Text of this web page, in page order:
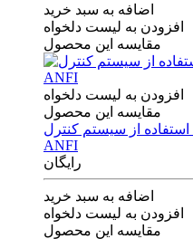
اضافه به سبد خرید
افزودن به لیست دلخواه
مقایسه این محصول
افزودن به لیست دلخواه
مقایسه این محصول
استفاده از سيستم كنترل
ANFI
رایگان
اضافه به سبد خرید
افزودن به لیست دلخواه
مقایسه این محصول